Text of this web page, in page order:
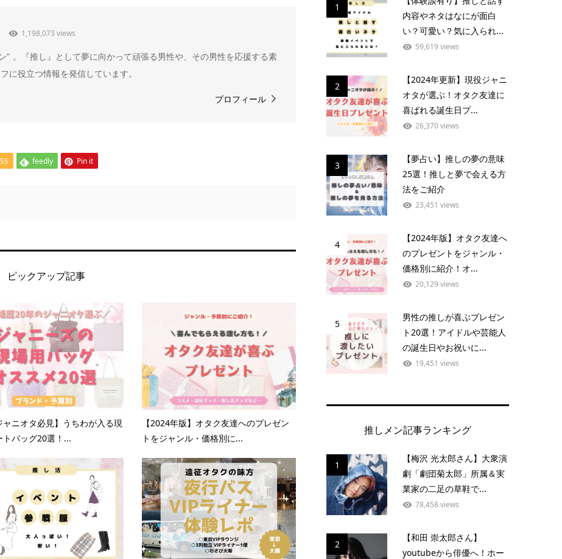
1,198,073 views
" 。『推し』として夢に向かって頑張る男性や、その男性を応援する素
に役立つ情報を発信しています。
プロフィール
feedly Pin it
ピックアップ記事
ャニオタ必見】うちわが入る現
トバッグ20選！...
【2024年版】オタク友達へのプレゼン
トをジャンル・価格別に...
1
内容やネタはなにが面白
い？可愛い？気に入られ...
59,619 views
2
【2024年更新】現役ジャニ
オタが選ぶ！オタク友達に
喜ばれる誕生日プ...
26,370 views
3
【夢占い】推しの夢の意味
25選！推しと夢で会える方
法をご紹介
23,451 views
4
【2024年版】オタク友達へ
のプレゼントをジャンル・
価格別に紹介！オ...
20,129 views
5
男性の推しが喜ぶプレゼン
ト20選！アイドルや芸能人
の誕生日やお祝いに...
19,451 views
推しメン記事ランキング
1
【梅沢 光太郎さん】大衆演
劇「劇団菊太郎」所属＆実
業家の二足の草鞋で...
78,458 views
2
【和田 崇太郎さん】
youtubeから俳優へ！ホー